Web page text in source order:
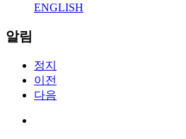
ENGLISH
알림
정지
이전
다음